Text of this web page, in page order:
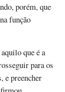
porém, que
função
que é a
para os
e preencher